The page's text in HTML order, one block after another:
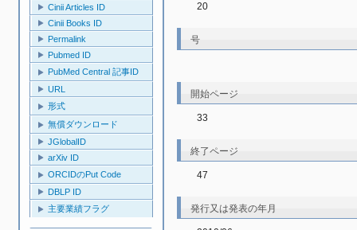
Cinii Articles ID
Cinii Books ID
Permalink
Pubmed ID
PubMed Central 記事ID
URL
形式
無償ダウンロード
JGlobalID
arXiv ID
ORCIDのPut Code
DBLP ID
主要業績フラグ
20
号
開始ページ
33
終了ページ
47
発行又は発表の年月